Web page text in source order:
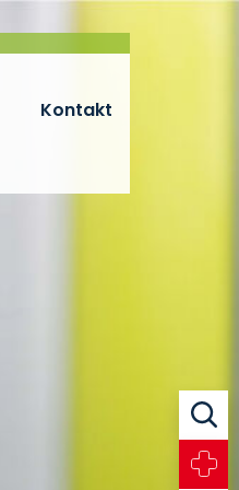
Kontakt
Notfall